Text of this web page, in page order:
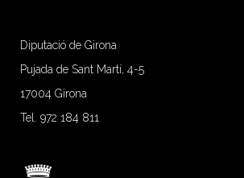
Diputació de Girona
Pujada de Sant Martí, 4-5
17004 Girona
Tel. 972 184 811